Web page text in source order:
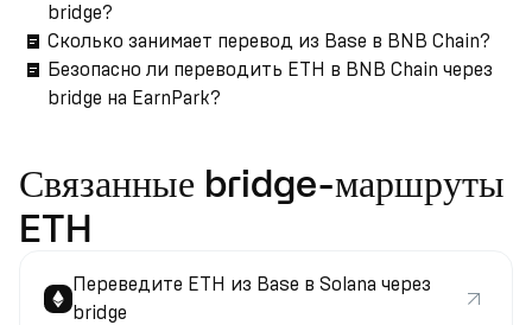
bridge?
Сколько занимает перевод из Base в BNB Chain?
Безопасно ли переводить ETH в BNB Chain через
bridge на EarnPark?
Связанные bridge-маршруты
ETH
Переведите ETH из Base в Solana через
bridge